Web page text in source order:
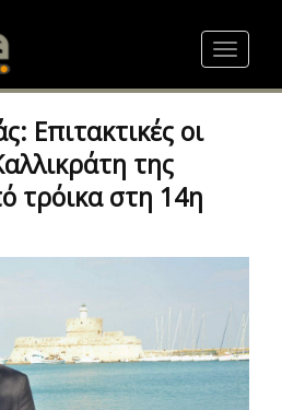
Toggle
Επιτακτικές οι
της
τρόικα στη 14η